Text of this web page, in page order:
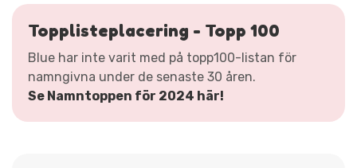
Topplisteplacering - Topp 100
Blue har inte varit med på topp100-listan för
namngivna under de senaste 30 åren.
Se Namntoppen för 2024 här!